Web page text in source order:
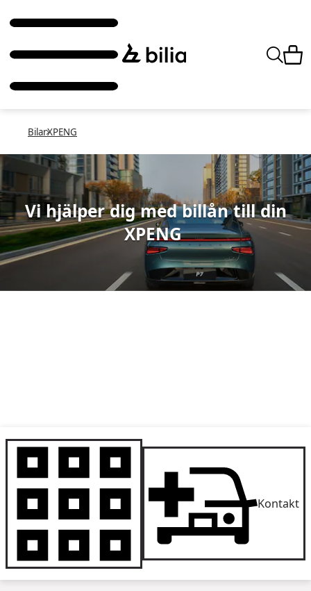
BilarXPENG
Vi hjälper dig med billån till din
XPENG
Kontakt